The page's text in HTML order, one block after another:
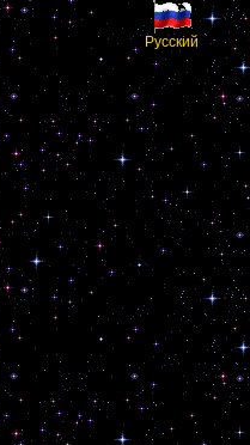
Русский